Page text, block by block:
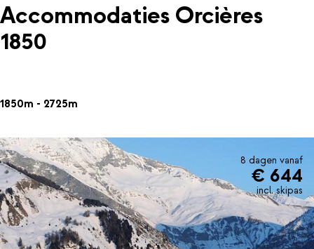
Accommodaties Orcières
1850
1850m - 2725m
8 dagen vanaf
€ 644
incl. skipas